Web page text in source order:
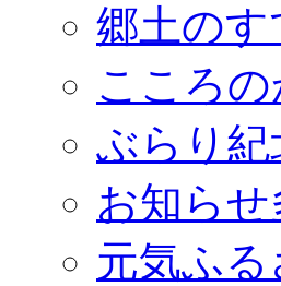
郷土のす
こころ
ぶらり紀
お知らせ
元気ふ